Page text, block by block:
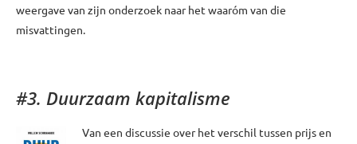
weergave van zijn onderzoek naar het waaróm van die
misvattingen.
#3. Duurzaam kapitalisme
Van een discussie over het verschil tussen prijs en